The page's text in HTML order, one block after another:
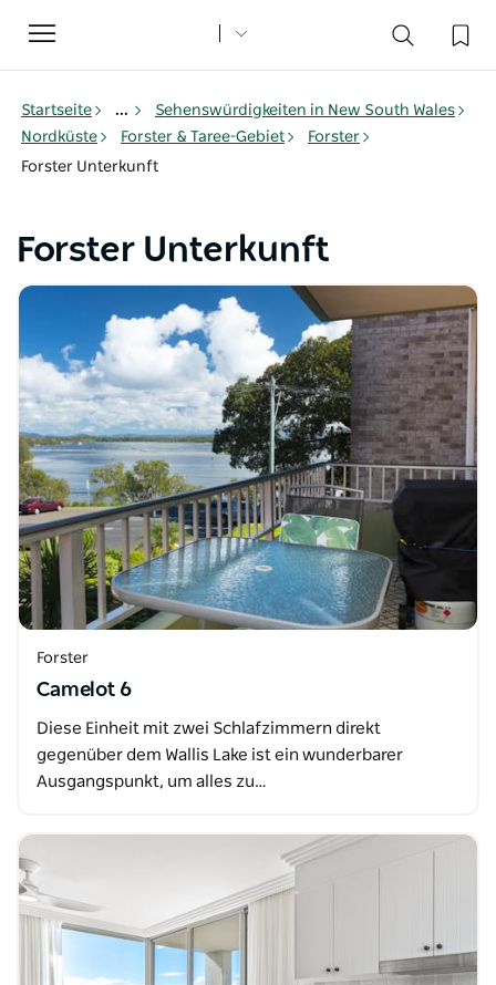
Toggle
navigation
Startseite ...
Sehenswürdigkeiten in New South Wales
Nordküste
Forster & Taree-Gebiet
Forster
Forster Unterkunft
Forster Unterkunft
Forster
Camelot 6
Diese Einheit mit zwei Schlafzimmern direkt
gegenüber dem Wallis Lake ist ein wunderbarer
Ausgangspunkt, um alles zu…